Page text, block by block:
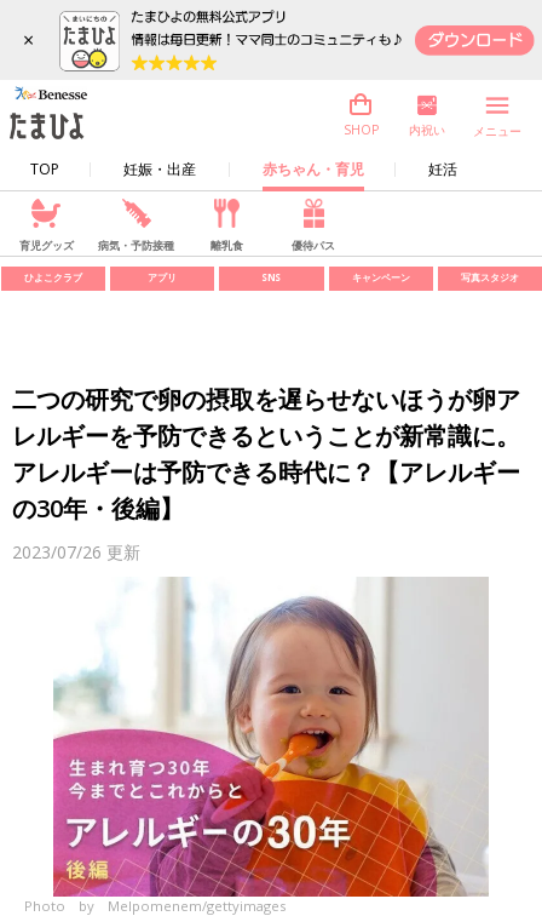
×
TOP 妊娠・出産 赤ちゃん・育児 妊活
SHOP 内祝い メニュー
育児グッズ 病気・予防接種 離乳食 優待パス
ひよこクラブ アプリ SNS キャンペーン 写真スタジオ
二つの研究で卵の摂取を遅らせないほうが卵ア
レルギーを予防できるということが新常識に。
アレルギーは予防できる時代に？【アレルギー
の30年・後編】
2023/07/26 更新
Photo by Melpomenem/gettyimages